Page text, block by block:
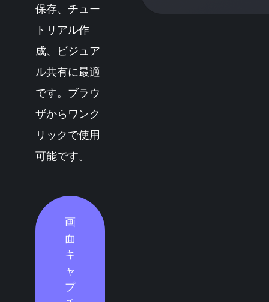
保存、チュー
トリアル作
成、ビジュア
ル共有に最適
です。ブラウ
ザからワンク
リックで使用
可能です。
画
面
キ
ャ
プ